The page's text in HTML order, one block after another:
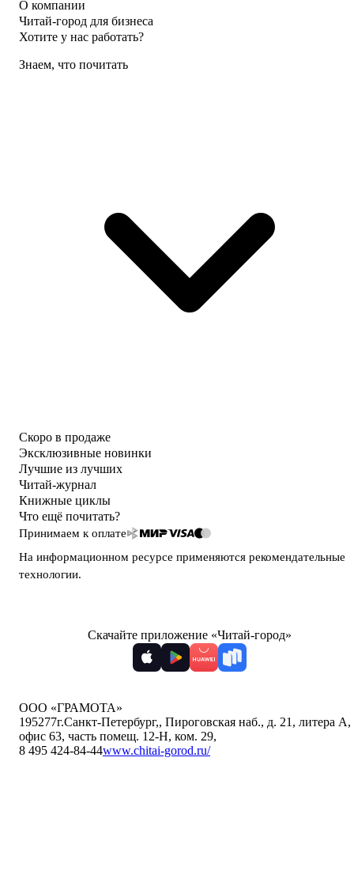
О компании
Читай-город для бизнеса
Хотите у нас работать?
Знаем, что почитать
Скоро в продаже
Эксклюзивные новинки
Лучшие из лучших
Читай-журнал
Книжные циклы
Что ещё почитать?
Принимаем к оплате
На информационном ресурсе применяются рекомендательные
технологии.
Скачайте приложение «Читай-город»
ООО «ГРАМОТА»
195277г.Санкт-Петербург,, Пироговская наб., д. 21, литера А,
офис 63, часть помещ. 12-Н, ком. 29,
8 495 424-84-44www.chitai-gorod.ru/